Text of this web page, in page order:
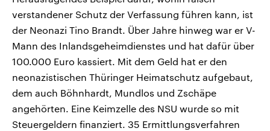
verstandener Schutz der Verfassung führen kann, ist
der Neonazi Tino Brandt. Über Jahre hinweg war er V-
Mann des Inlandsgeheimdienstes und hat dafür über
100.000 Euro kassiert. Mit dem Geld hat er den
neonazistischen Thüringer Heimatschutz aufgebaut,
dem auch Böhnhardt, Mundlos und Zschäpe
angehörten. Eine Keimzelle des NSU wurde so mit
Steuergeldern finanziert. 35 Ermittlungsverfahren